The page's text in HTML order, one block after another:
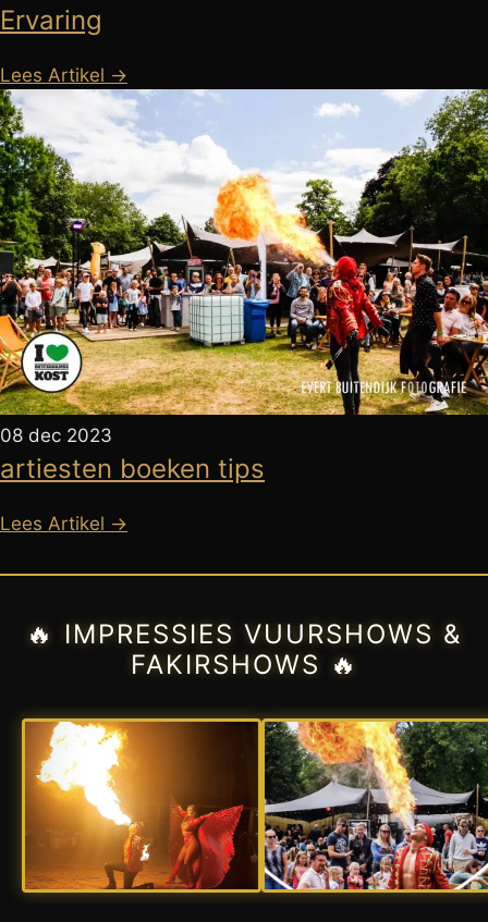
Ervaring
Lees Artikel →
08 dec 2023
artiesten boeken tips
Lees Artikel →
🔥 IMPRESSIES VUURSHOWS &
FAKIRSHOWS 🔥